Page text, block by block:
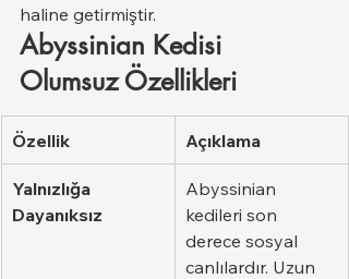
haline getirmiştir.
Abyssinian Kedisi
Olumsuz Özellikleri
Özellik Açıklama
Yalnızlığa
Dayanıksız
Abyssinian
kedileri son
derece sosyal
canlılardır. Uzun